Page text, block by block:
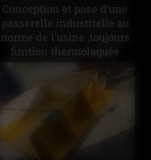
Conception et pose d’une
passerelle industrielle au
norme de l’usine ,toujours
finition thermolaquée
Secteur le havre.